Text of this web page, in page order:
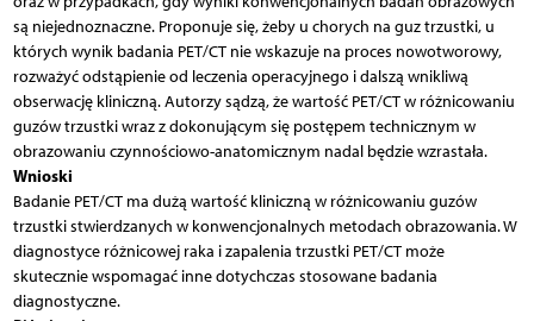
są niejednoznaczne. Proponuje się, żeby u chorych na guz trzustki, u
których wynik badania PET/CT nie wskazuje na proces nowotworowy,
rozważyć odstąpienie od leczenia operacyjnego i dalszą wnikliwą
obserwację kliniczną. Autorzy sądzą, że wartość PET/CT w różnicowaniu
guzów trzustki wraz z dokonującym się postępem technicznym w
obrazowaniu czynnościowo-anatomicznym nadal będzie wzrastała.
Wnioski
Badanie PET/CT ma dużą wartość kliniczną w różnicowaniu guzów
trzustki stwierdzanych w konwencjonalnych metodach obrazowania. W
diagnostyce różnicowej raka i zapalenia trzustki PET/CT może
skutecznie wspomagać inne dotychczas stosowane badania
diagnostyczne.